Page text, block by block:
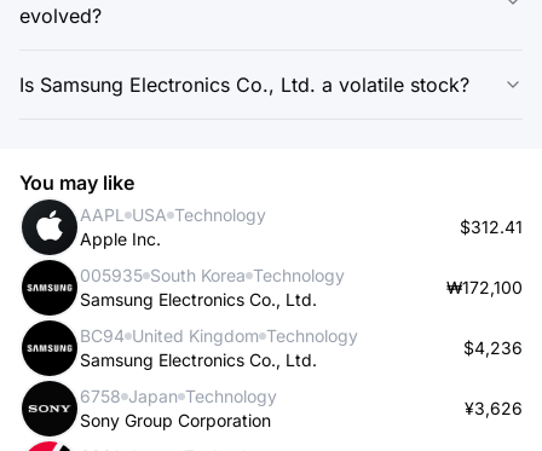
evolved?
Is Samsung Electronics Co., Ltd. a volatile stock?
You may like
AAPL USA Technology
Apple Inc.
$312.41
005935 South Korea Technology
Samsung Electronics Co., Ltd.
₩172,100
BC94 United Kingdom Technology
Samsung Electronics Co., Ltd.
$4,236
6758 Japan Technology
Sony Group Corporation
¥3,626